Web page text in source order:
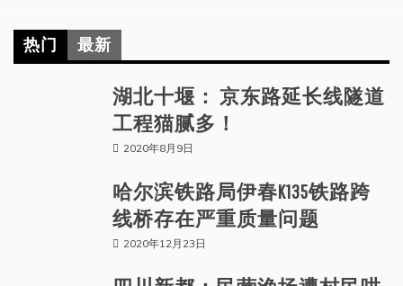
热门 最新
湖北十堰： 京东路延长线隧道
工程猫腻多！
2020年8月9日
哈尔滨铁路局伊春K135铁路跨
线桥存在严重质量问题
2020年12月23日